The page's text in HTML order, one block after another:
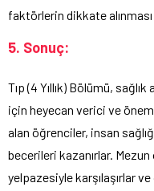
faktörlerin dikkate
5. Sonuç:
Tıp (4 Yıllık) Bölümü,
için heyecan verici ve
alan öğrenciler, insan
becerileri kazanırlar.
yelpazesiyle karşılaşırlar